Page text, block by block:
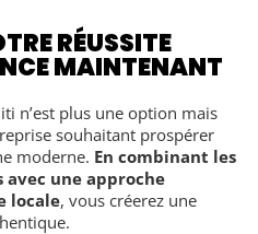
RÉUSSITE
MAINTENANT
n’est plus une option mais
souhaitant prospérer
moderne. En combinant les
avec une approche
locale, vous créerez une